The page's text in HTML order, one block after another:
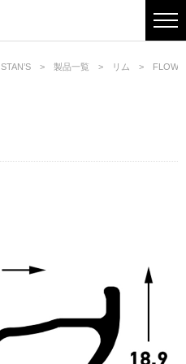
STAN’S 製品一覧 リム FLOW